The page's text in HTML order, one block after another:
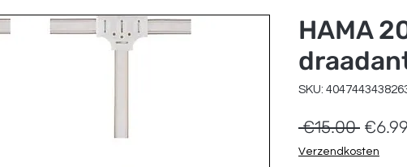
HAMA
SKU:
€15.00 Regular
Price
€6.99
Verzendkosten